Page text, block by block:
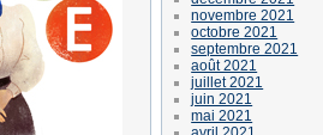
novembre 2021
octobre 2021
septembre 2021
août 2021
juillet 2021
juin 2021
mai 2021